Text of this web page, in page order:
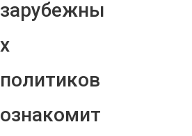
зарубежны
х
политиков
ознакомит